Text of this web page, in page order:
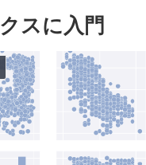
スに入門